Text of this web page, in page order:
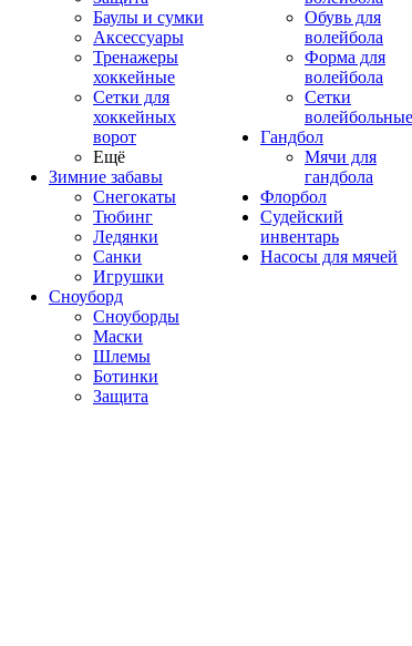
Баулы и сумки
Аксессуары
Тренажеры
хоккейные
Сетки для
хоккейных
ворот
Ещё
Зимние забавы
Снегокаты
Тюбинг
Ледянки
Санки
Игрушки
Сноуборд
Сноуборды
Маски
Шлемы
Ботинки
Защита
Обувь для
волейбола
Форма для
волейбола
Сетки
волейбольные
Гандбол
Мячи для
гандбола
Флорбол
Судейский
инвентарь
Насосы для мячей